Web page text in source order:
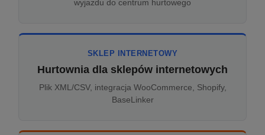
wyjazdu do centrum hurtowego
SKLEP INTERNETOWY
Hurtownia dla sklepów internetowych
Plik XML/CSV, integracja WooCommerce, Shopify,
BaseLinker